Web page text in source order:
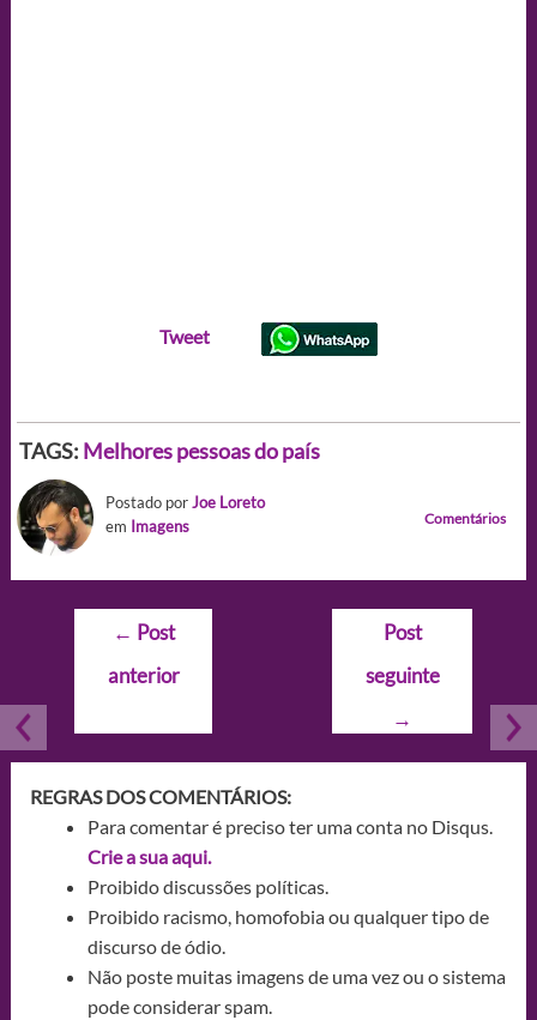
Tweet
TAGS: Melhores pessoas do país
Postado porJoe Loreto
em Imagens Comentários
Navegação
Post
← Post
anterior
Post
seguinte
→
REGRAS DOS COMENTÁRIOS:
Para comentar é preciso ter uma conta no Disqus.
Crie a sua aqui.
Proibido discussões políticas.
Proibido racismo, homofobia ou qualquer tipo de
discurso de ódio.
Não poste muitas imagens de uma vez ou o sistema
pode considerar spam.